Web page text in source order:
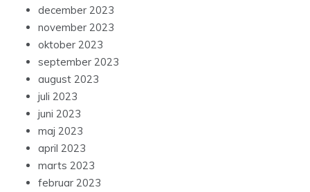
december 2023
november 2023
oktober 2023
september 2023
august 2023
juli 2023
juni 2023
maj 2023
april 2023
marts 2023
februar 2023